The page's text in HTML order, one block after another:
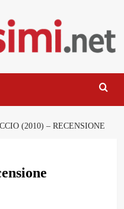
(2010) – RECENSIONE